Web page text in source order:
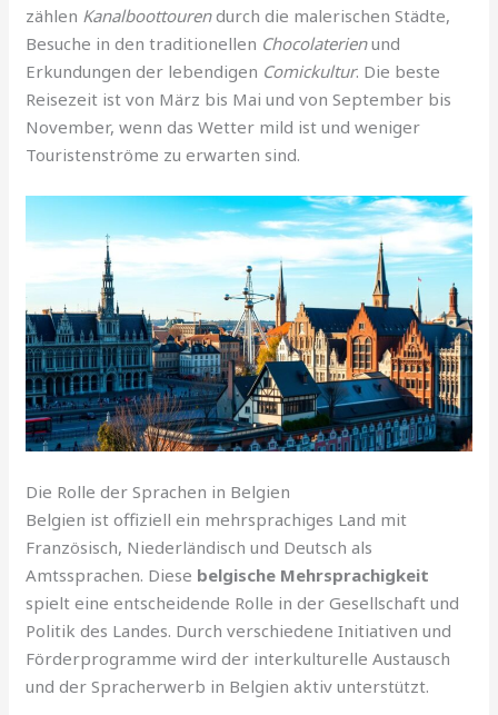
zählen Kanalboottourendurch die malerischen Städte,
Besuche in den traditionellen Chocolaterienund
Erkundungen der lebendigen Comickultur. Die beste
Reisezeit ist von März bis Mai und von September bis
November, wenn das Wetter mild ist und weniger
Touristenströme zu erwarten sind.
Die Rolle der Sprachen in Belgien
Belgien ist offiziell ein mehrsprachiges Land mit
Französisch, Niederländisch und Deutsch als
Amtssprachen. Diese belgische Mehrsprachigkeit
spielt eine entscheidende Rolle in der Gesellschaft und
Politik des Landes. Durch verschiedene Initiativen und
Förderprogramme wird der interkulturelle Austausch
und der Spracherwerb in Belgien aktiv unterstützt.